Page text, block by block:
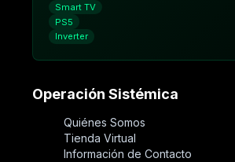
Smart TV
PS5
Inverter
Operación Sistémica
Quiénes Somos
Tienda Virtual
Información de Contacto